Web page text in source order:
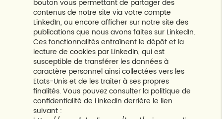
bouton vous permettant de partager des
contenus de notre site via votre compte
LinkedIn, ou encore afficher sur notre site des
publications que nous avons faites sur LinkedIn.
Ces fonctionnalités entraînent le dépôt et la
lecture de cookies par LinkedIn, qui est
susceptible de transférer les données à
caractère personnel ainsi collectées vers les
Etats-Unis et de les traiter à ses propres
finalités. Vous pouvez consulter la politique de
confidentialité de LinkedIn derrière le lien
suivant :